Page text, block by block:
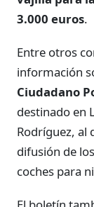
3.000 euros.
Entre otros
información
Ciudadano
destinado en
Rodríguez, al
difusión de
coches para